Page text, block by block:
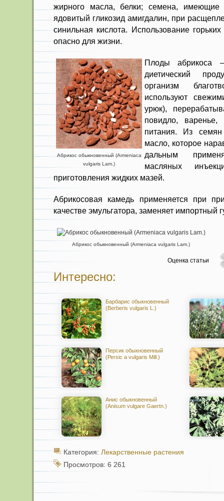
жирного масла, белки; семена, имеющие
ядовитый гликозид амигдалин, при
синильная кислота. Использо­вание
опасно для жизни.
Абрикос обыкновенный (Armeniaca
vulgaris Lam.)
Плоды
диетический
организм
используют
урюк),
повидло, варенье,
питания. Из се­мян
масло, ко­торое
дальным
масляных
приготовления жидких мазей.
Абрикосовая камедь применяется при
качест­ве эмульгатора, заменяет импортный
Абрикос обыкновенный (Armeniaca vulgaris Lam.)
Оценка статьи
Интересно:
Барбарис обыкновенный
(Berberis vulgaris L.)
Персик обыкновенный
(Регsic a vulgaris Mill.)
Анис обыкновенный
(Anisum vulgare Gaertn.)
Категория: Лекарственные растения
Просмотров: 6 261